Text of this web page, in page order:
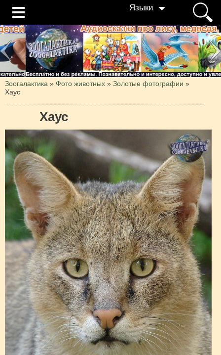
Языки
Зоогалактика » Фото животных » Золотые фотографии »
Хаус
Хаус